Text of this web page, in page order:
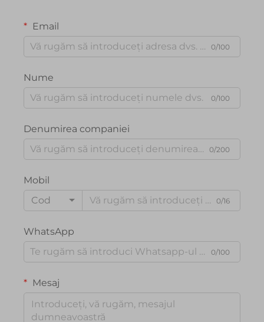
Email
0/100
Nume
0/100
Denumirea companiei
0/200
Mobil
Cod
0/16
WhatsApp
0/100
Mesaj